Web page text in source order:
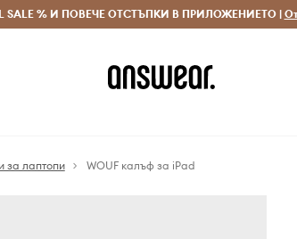
за поръчки над 70 EUR Доставка 1-5 дни
SALE % И ПОВЕЧЕ ОТСТЪПКИ В ПРИЛОЖЕНИЕТО |
за лаптопи WOUF калъф за iPad